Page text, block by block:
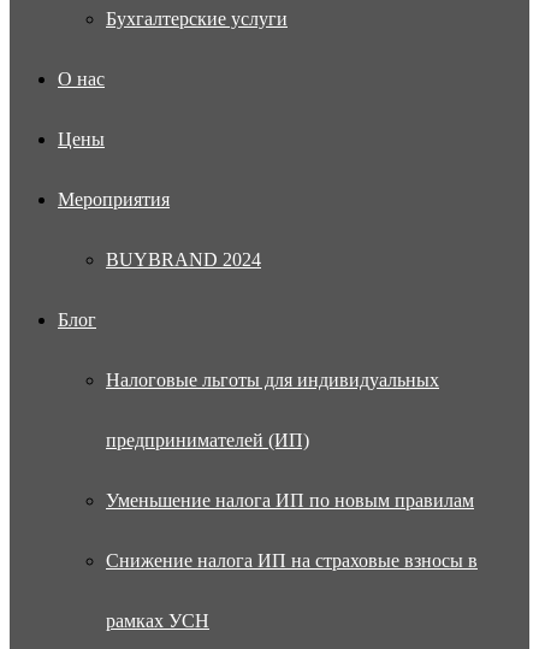
Бухгалтерские услуги
О нас
Цены
Мероприятия
BUYBRAND 2024
Блог
Налоговые льготы для индивидуальных
предпринимателей (ИП)
Уменьшение налога ИП по новым правилам
Снижение налога ИП на страховые взносы в
рамках УСН